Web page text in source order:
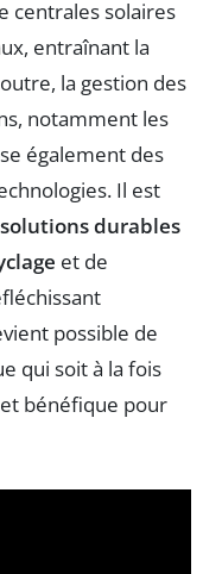
centrales solaires
entraînant la
la gestion des
notamment les
également des
Il est
solutions durables
et de
possible de
qui soit à la fois
bénéfique pour